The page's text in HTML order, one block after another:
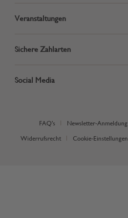
Veranstaltungen
Sichere Zahlarten
Social Media
FAQ's Newsletter-Anmeldung
Widerrufsrecht Cookie-Einstellungen